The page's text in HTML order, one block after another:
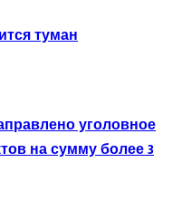
туман
уголовное
на сумму более 3